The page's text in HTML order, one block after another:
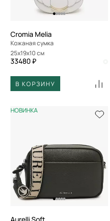
Cromia Melia
Кожаная сумка
25x19x10 см
33480 ₽
В КОРЗИНУ
НОВИНКА